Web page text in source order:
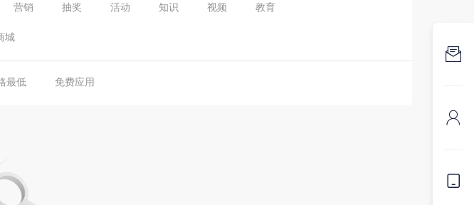
营销 抽奖 活动 知识 视频 教育
城
最低 免费应用


